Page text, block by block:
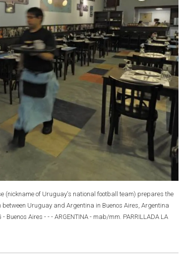
(nickname of Uruguay's national football team) prepares the
Uruguay and Argentina in Buenos Aires, Argentina
Buenos Aires - - - ARGENTINA - mab/mm. PARRILLADA LA